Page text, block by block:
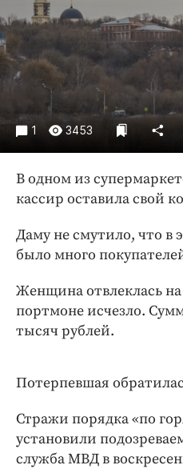
Недвижимость и
Образование
Общество
Погода
Праздники
Происшествия
Спорт
Экономика и бизнес
ПРОЕКТЫ
Блоги
Издания
Медиаперсона
Интересное чтиво
Клиника года
Работодатель года
1 3453
В одном из
кассир оставила свой
Даму не смутило, что в
было много
Женщина отвлеклась
портмоне исчезло.
тысяч рублей.
Потерпевшая
Стражи порядка «по
установили
служба МВД в